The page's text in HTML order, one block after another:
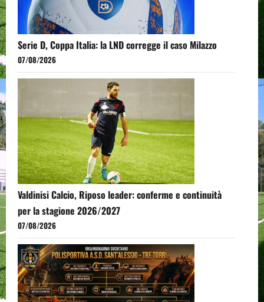
Serie D, Coppa Italia: la LND corregge il caso Milazzo
07/08/2026
Valdinisi Calcio, Riposo leader: conferme e continuità
per la stagione 2026/2027
07/08/2026